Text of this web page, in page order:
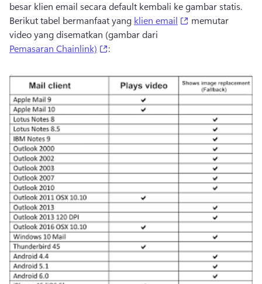
Berikut tabel bermanfaat yang klien email (opens in a new
memutar
video yang disematkan (gambar dari
Pemasaran Chainlink)
(opens in a new tab)
: